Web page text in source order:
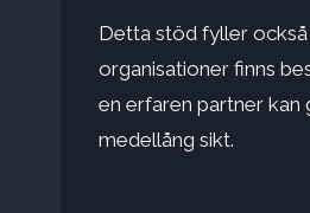
Detta stöd fyller också
organisationer finns
en erfaren partner kan
medellång sikt.